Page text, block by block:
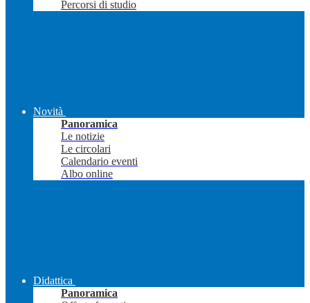
Percorsi di studio
Novità
Panoramica
Le notizie
Le circolari
Calendario eventi
Albo online
Didattica
Panoramica